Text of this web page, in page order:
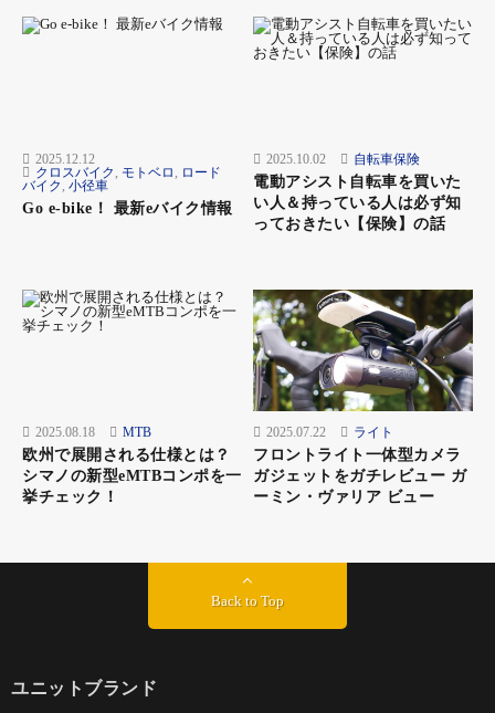
沿いのコンビニでサンドイッチと野菜ジュースを買い朝ごはんに
する。駐車場で食べていると車の人が「自転車旅行ですか？ い
クが多いから、事故に気を付けてくださいね！」親切にアドバイ
ス。最後に「本当に危ないので、テールライトは絶対に点けてく
ださいね！」緊張感ある言葉を受けて、背筋がシュッと伸びた。
そこからしばらくは田園風景が続いた。広々とした田んぼの向こ
うに、残雪の北アルプスが見える。北陸らしい、いい景色だ。国
道8号をしばらく行くと『城山、横尾トンネル』自転車通行禁止
の標識。「くそー、またこれかー」と思いながら、迂回路へハン
ドルを向けた。集落を抜け、踏切を渡ると、日本海が広がった。
ース』の標識が現れた。車がほとんど通らない、景色のいい海岸
線の道が続く。いつもはトンネルが走れないと悔しいが、今日は
幸運に感じる。
の難所とされている親不知。道は一桁国道とは思えないほど狭
く、暗いトンネルが連続する。確かに、自転車には緊張感のある
気分になる。たまたまなのか普通なのかわからないが、車を気に
2025.12.12
クロスバイク
モトベロ
ロード
バイク 小径車
Go e-bike！ 最新eバイク情報
2025.10.02 自転車保険
電動アシスト自転車を買いた
い人＆持っている人は必ず知
っておきたい【保険】の話
2025.08.18 MTB
欧州で展開される仕様とは？
シマノの新型eMTBコンポを一
挙チェック！
2025.07.22 ライト
フロントライト一体型カメラ
ガジェットをガチレビュー ガ
ーミン・ヴァリア ビュー
Back to Top
ユニットブランド